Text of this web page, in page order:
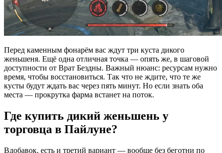
Перед каменным фонарём вас ждут три куста дикого
женьшеня. Ещё одна отличная точка — опять же, в шаговой
доступности от Врат Бездны. Важный нюанс: ресурсам нужно
время, чтобы восстановиться. Так что не ждите, что те же
кусты будут ждать вас через пять минут. Но если знать оба
места — прокрутка фарма встанет на поток.
Где купить дикий женьшень у
торговца в Пайлуне?
Вдобавок, есть и третий вариант — вообще без беготни по